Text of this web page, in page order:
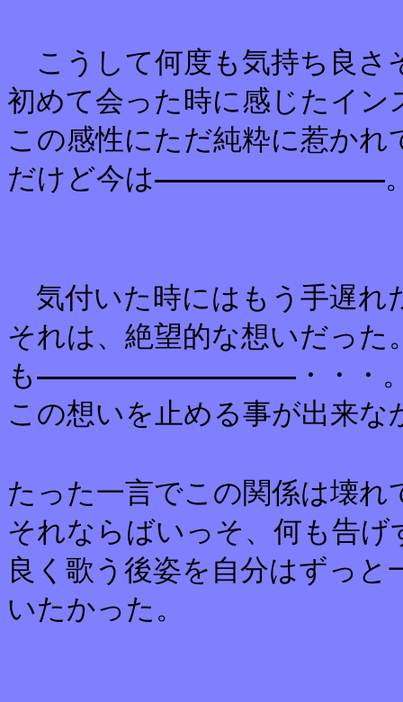
こうして何度も気持ち良さ
初めて会った時に感じたイ
この感性にただ純粋に惹かれ
だけど今は
気付いた時にはもう手遅れ
それは、絶望的な想いだった
も
・・・
この想いを止める事が出来な
たった一言でこの関係は壊れ
それならばいっそ、何も告
良く歌う後姿を自分はずっ
いたかった。